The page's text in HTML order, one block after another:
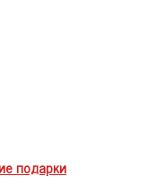
подарки